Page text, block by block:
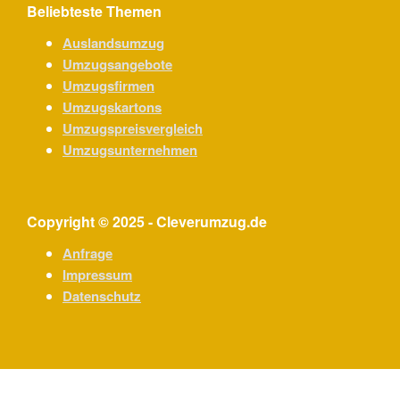
Beliebteste Themen
Auslandsumzug
Umzugsangebote
Umzugsfirmen
Umzugskartons
Umzugspreisvergleich
Umzugsunternehmen
Copyright © 2025 - Cleverumzug.de
Anfrage
Impressum
Datenschutz